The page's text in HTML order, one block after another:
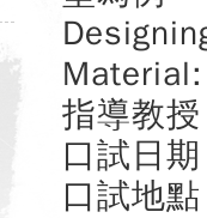
指導教
口試日
口試地